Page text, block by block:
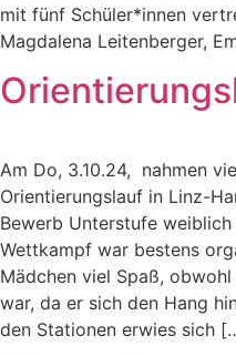
mit fünf Schüler*innen
Magdalena Leitenberger,
Am Do, 3.10.24, nahmen
Orientierungslauf in Linz-
Bewerb Unterstufe
Wettkampf war bestens
Mädchen viel Spaß,
war, da er sich den Hang
den Stationen erwies sich